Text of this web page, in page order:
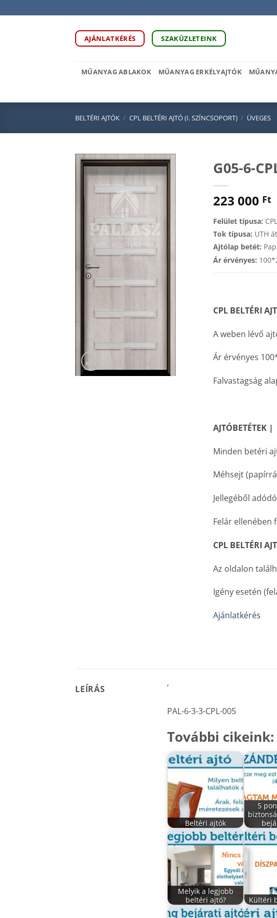
to
AJÁNLATKÉRÉS SZAKÜZLETEINK
MŰANYAG ABLAKOK MŰANYAG ERKÉLYAJTÓK
BELTÉRI AJTÓK / CPL BELTÉRI AJTÓ (I. SZÍNCSOPORT) / ÜVEGES
G05-6-
223 000 Ft
Felület típusa: CPL
Tok típusa: UTH
Ajtólap betét:
Ár érvényes:
CPL BELTÉRI
A weben lévő
Ár érvényes
Falvastagság
AJTÓBETÉTEK |
Minden betéri
Méhsejt
Jellegéből
Felár ellenében
CPL BELTÉRI
Az oldalon
Igény esetén
Ajánlatkérés
LEÍRÁS ‘
PAL-6-3-3-CPL-005
További cikeink:
Beltéri ajtók
5
Melyik a legjobb
beltéri ajtó?
Kültéri